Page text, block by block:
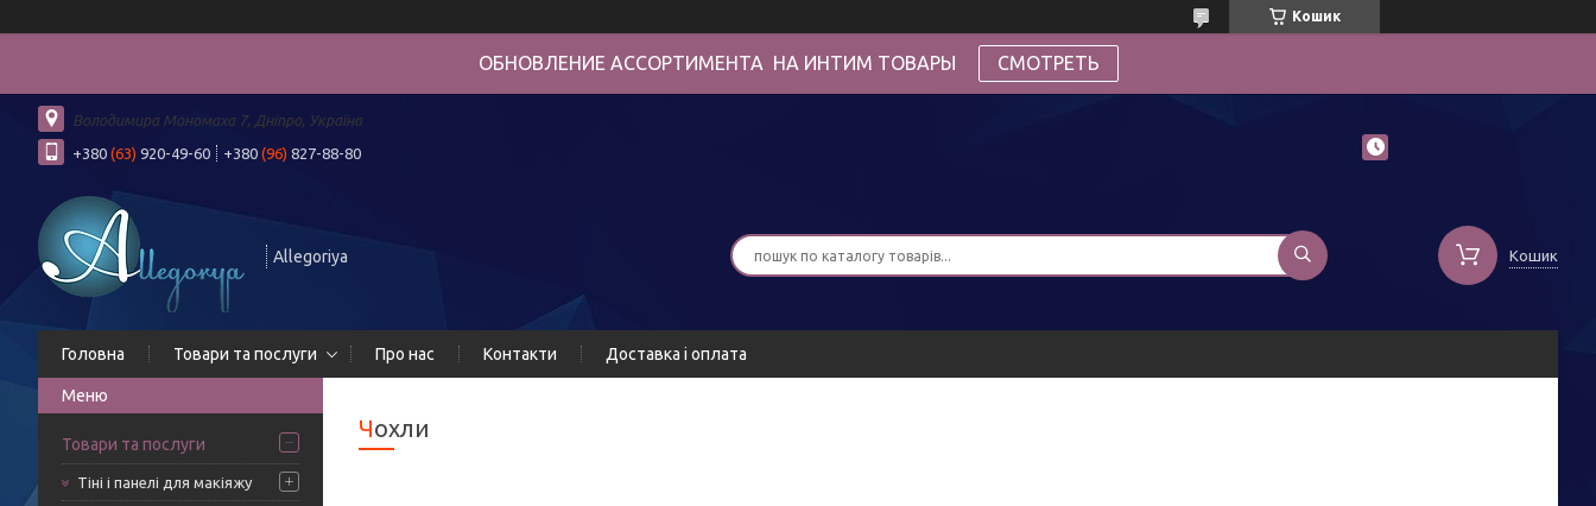
Кошик
ОБНОВЛЕНИЕ АССОРТИМЕНТА НА ИНТИМ ТОВАРЫ СМОТРЕТЬ
Володимира Мономаха 7, Дніпро, Україна
+380 (63) 920-49-60 +380 (96) 827-88-80
Allegoriya Кошик
Головна Товари та послуги Про нас Контакти Доставка і оплата
Товари та послуги
Тіні і панелі для макіяжу
Чохли